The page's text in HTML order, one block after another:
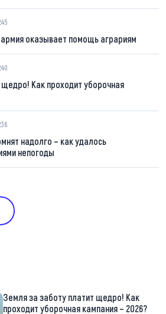
оказывает помощь аграриям
Как проходит уборочная
надолго – как удалось
непогоды
Земля за заботу платит щедро! Как
проходит уборочная кампания – 2026?